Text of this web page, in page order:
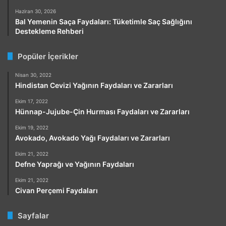
Haziran 30, 2026
Bal Yemenin Saça Faydaları: Tüketimle Saç Sağlığını
Destekleme Rehberi
Popüler İçerikler
Nisan 30, 2022
Hindistan Cevizi Yağının Faydaları ve Zararları
Ekim 17, 2022
Hünnap-Jujube-Çin Hurması Faydaları ve Zararları
Ekim 19, 2022
Avokado, Avokado Yağı Faydaları ve Zararları
Ekim 21, 2022
Defne Yaprağı ve Yağının Faydaları
Ekim 21, 2022
Civan Perçemi Faydaları
Sayfalar